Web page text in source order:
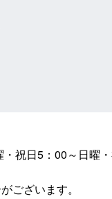
祝日5：00～日曜
ございます。